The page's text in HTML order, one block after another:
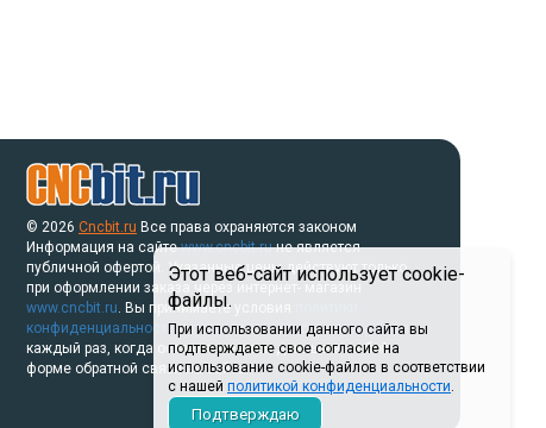
Этот веб-сайт использует cookie-
файлы.
При использовании данного сайта вы
подтверждаете свое согласие на
использование cookie-файлов в соответствии
с нашей политикой конфиденциальности.
Подтверждаю
© 2026 Cncbit.ru Все права охраняются законом
Информация на сайтеwww.cncbit.ruне является
публичной офертой. Указанные цены действуют только
при оформлении заказа через интернет- магазин
www.cncbit.ru. Вы принимаете условия
конфиденциальностиипользовательского соглашения
каждый раз, когда оставляете свои данные в любой
форме обратной связи на сайте.